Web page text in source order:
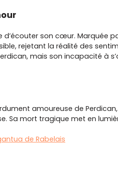
d’écouter son cœur. Marquée
rejetant la réalité des
mais son incapacité à
amoureuse de
Sa mort tragique met en
de Rabelais